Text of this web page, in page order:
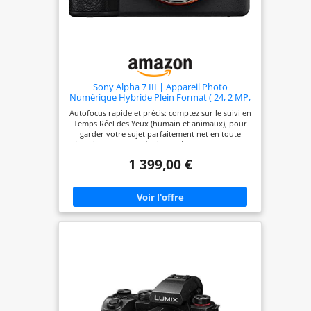
saleté et à
Sony Alpha 7 III | Appareil Photo
Numérique Hybride Plein Format ( 24, 2 MP,
AF en 0.02s, Suivi des Yeux, stabilisation
interne 5 axes, 4K HLG, Batterie Haute
Capacité) (ILCE7M3, A7M3)
Autofocus rapide et précis: comptez sur le suivi en
Temps Réel des Yeux (humain et animaux), pour
garder votre sujet parfaitement net en toute
situation Une qualité d'image époustouflante: un
associé à une sensibilité iso élevée, pour fournir
lumière Vidéo professionnel : utilisation de tout
les pixels du capteur sans "pixel binning" pour
l'enregistrement de vidéos 4k hdr haute précision
Autonomie prolongée : batterie Z haute capacité
TÉLÉPHONE : 1) Téléchargez l'application Imaging
Edge depuis l'App Store. 2) Activez le Bluetooth et
le Wi-Fi sur votre téléphone portable et votre
1 399,00 €